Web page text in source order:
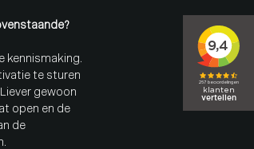
kennismaking.
te sturen
Liever gewoon
open en de
de